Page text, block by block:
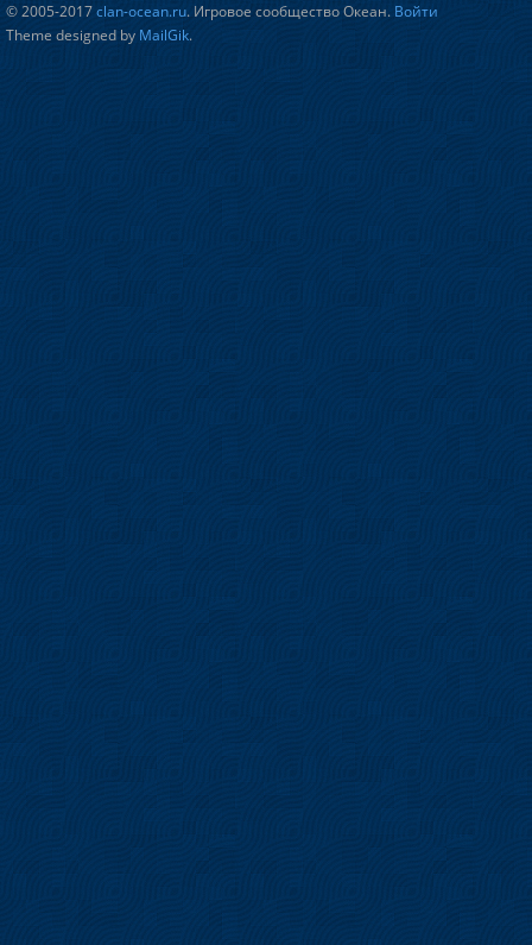
© 2005-2017clan-ocean.ru. Игровое сообщество Океан. Войти
Theme designed by MailGik.